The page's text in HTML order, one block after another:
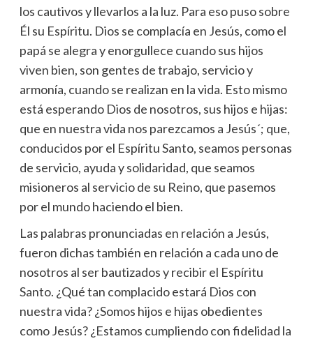
los cautivos y llevarlos a la luz. Para eso puso sobre
Él su Espíritu. Dios se complacía en Jesús, como el
papá se alegra y enorgullece cuando sus hijos
viven bien, son gentes de trabajo, servicio y
armonía, cuando se realizan en la vida. Esto mismo
está esperando Dios de nosotros, sus hijos e hijas:
que en nuestra vida nos parezcamos a Jesús´; que,
conducidos por el Espíritu Santo, seamos personas
de servicio, ayuda y solidaridad, que seamos
misioneros al servicio de su Reino, que pasemos
por el mundo haciendo el bien.
Las palabras pronunciadas en relación a Jesús,
fueron dichas también en relación a cada uno de
nosotros al ser bautizados y recibir el Espíritu
Santo. ¿Qué tan complacido estará Dios con
nuestra vida? ¿Somos hijos e hijas obedientes
como Jesús? ¿Estamos cumpliendo con fidelidad la